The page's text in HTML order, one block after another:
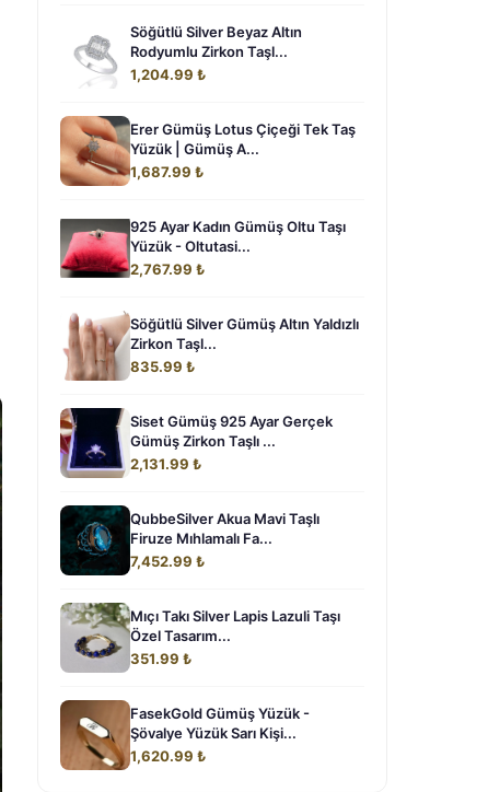
Söğütlü Silver Beyaz Altın
Rodyumlu Zirkon Taşl...
1,204.99 ₺
Erer Gümüş Lotus Çiçeği Tek Taş
Yüzük | Gümüş A...
1,687.99 ₺
925 Ayar Kadın Gümüş Oltu Taşı
Yüzük - Oltutasi...
2,767.99 ₺
Söğütlü Silver Gümüş Altın Yaldızlı
Zirkon Taşl...
835.99 ₺
Siset Gümüş 925 Ayar Gerçek
Gümüş Zirkon Taşlı ...
2,131.99 ₺
QubbeSilver Akua Mavi Taşlı
Firuze Mıhlamalı Fa...
7,452.99 ₺
Mıçı Takı Silver Lapis Lazuli Taşı
Özel Tasarım...
351.99 ₺
FasekGold Gümüş Yüzük -
Şövalye Yüzük Sarı Kişi...
1,620.99 ₺